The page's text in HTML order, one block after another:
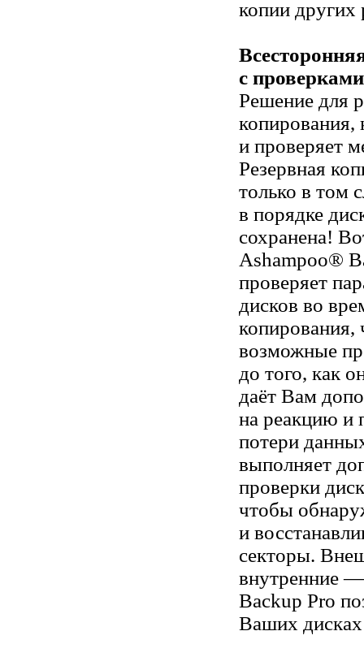
копии
с
Решение для
копирования,
и проверяет
Резервная
только в том
в порядке
сохранена!
Ashampoo®
проверяет
дисков во
возможные
до того, как
даёт Вам
на реакцию и
потери
выполняет
проверки
чтобы
и
секторы.
внутренние
Backup Pro
Ваших